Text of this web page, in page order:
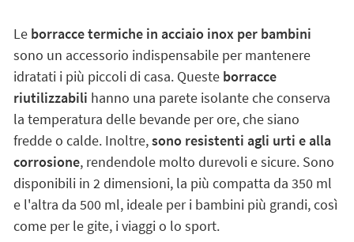
Le borracce termiche in acciaio inox per bambini
sono un accessorio indispensabile per mantenere
idratati i più piccoli di casa. Queste borracce
riutilizzabili hanno una parete isolante che conserva
la temperatura delle bevande per ore, che siano
fredde o calde. Inoltre,sono resistenti agli urti e alla
corrosione, rendendole molto durevoli e sicure. Sono
disponibili in 2 dimensioni, la più compatta da 350 ml
e l'altra da 500 ml, ideale per i bambini più grandi, così
come per le gite, i viaggi o lo sport.